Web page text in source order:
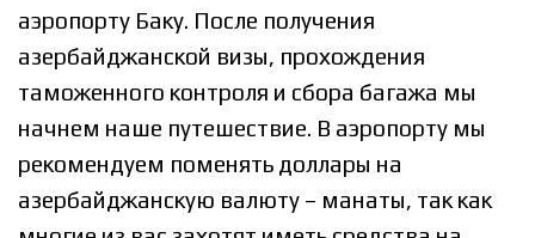
аэропорту Баку. После получения
азербайджанской визы, прохождения
таможенного контроля и сбора багажа мы
начнем наше путешествие. В аэропорту мы
рекомендуем поменять доллары на
азербайджанскую валюту – манаты, так как